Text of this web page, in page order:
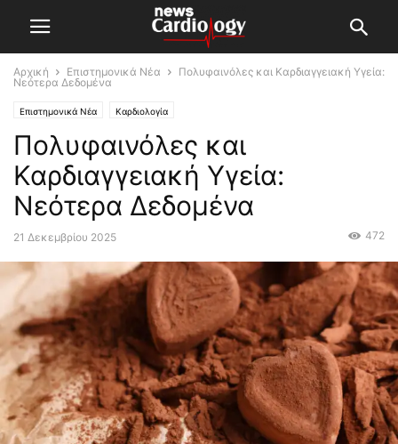
Αρχική Επιστημονικά Νέα
Πολυφαινόλες και Καρδιαγγειακή Υγεία:
Νεότερα Δεδομένα
Επιστημονικά Νέα Καρδιολογία
Πολυφαινόλες και
Καρδιαγγειακή Υγεία:
Νεότερα Δεδομένα
21 Δεκεμβρίου 2025 472